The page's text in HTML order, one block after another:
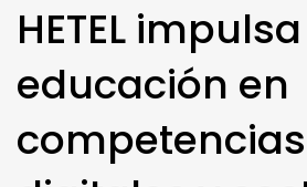
HETEL
educación en
competencias